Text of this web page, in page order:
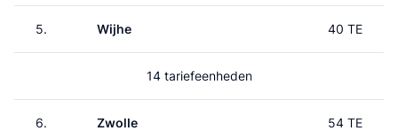
5. Wijhe 40 TE
14 tariefeenheden
6. Zwolle 54 TE